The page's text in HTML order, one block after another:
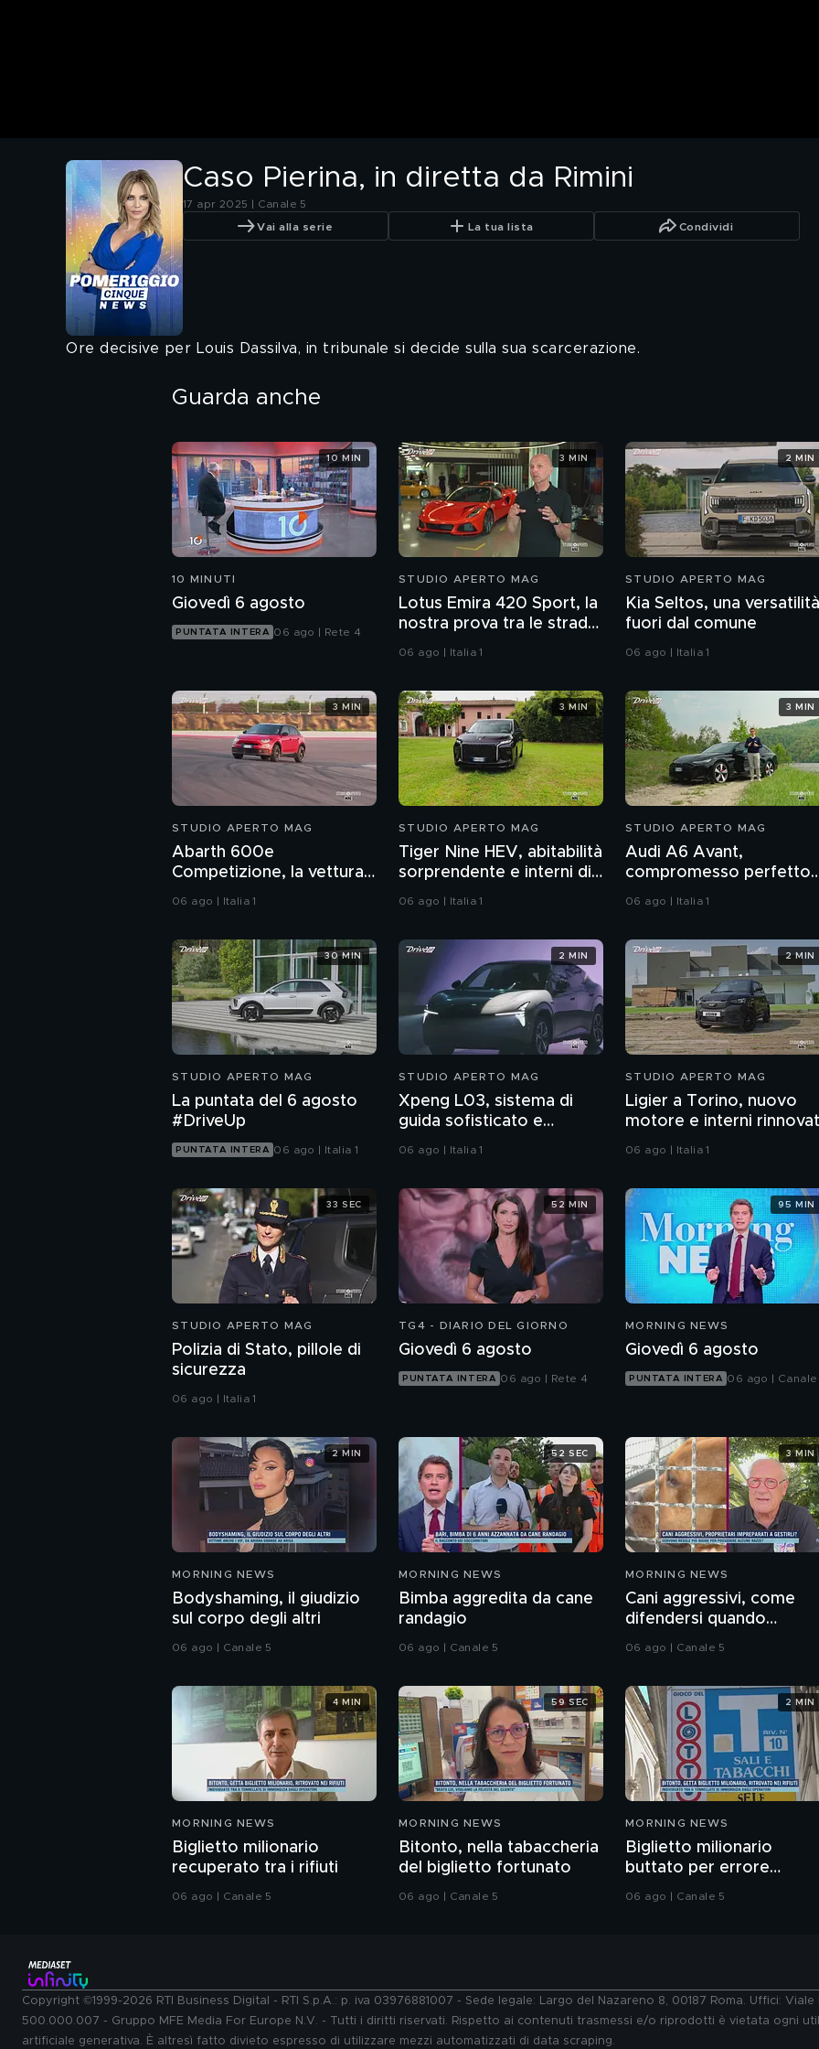
Caso Pierina, in diretta da Rimini
17 apr 2025 | Canale 5
Vai alla serie La tua lista Condividi
Ore decisive per Louis Dassilva, in tribunale si decide sulla sua scarcerazione.
Guarda anche
10 MINUTI
Giovedì 6 agosto
PUNTATA INTERA 06 ago | Rete 4
10 MIN
STUDIO APERTO MAG
Lotus Emira 420 Sport, la
nostra prova tra le strade
dell'Inghilterra
06 ago | Italia 1
3 MIN
STUDIO APERTO MAG
Kia Seltos, una versatilità
fuori dal comune
06 ago | Italia 1
2 MIN
STUDIO APERTO MAG
Abarth 600e
Competizione, la vettura
più potente della casa
06 ago | Italia 1
3 MIN
STUDIO APERTO MAG
Tiger Nine HEV, abitabilità
sorprendente e interni di
qualità
06 ago | Italia 1
3 MIN
STUDIO APERTO MAG
Audi A6 Avant,
compromesso perfetto
tra aerodinamica e
06 ago | Italia 1
3 MIN
STUDIO APERTO MAG
La puntata del 6 agosto
#DriveUp
PUNTATA INTERA 06 ago | Italia 1
30 MIN
STUDIO APERTO MAG
Xpeng L03, sistema di
guida sofisticato e
aspirazioni per il futuro
06 ago | Italia 1
2 MIN
STUDIO APERTO MAG
Ligier a Torino, nuovo
motore e interni
06 ago | Italia 1
2 MIN
STUDIO APERTO MAG
Polizia di Stato, pillole di
sicurezza
06 ago | Italia 1
33 SEC
TG4 - DIARIO DEL GIORNO
Giovedì 6 agosto
PUNTATA INTERA 06 ago | Rete 4
52 MIN
MORNING NEWS
Giovedì 6 agosto
PUNTATA INTERA 06 ago | Canale
95 MIN
MORNING NEWS
Bodyshaming, il giudizio
sul corpo degli altri
06 ago | Canale 5
2 MIN
MORNING NEWS
Bimba aggredita da cane
randagio
06 ago | Canale 5
52 SEC
MORNING NEWS
Cani aggressivi, come
difendersi quando
attaccano?
06 ago | Canale 5
3 MIN
MORNING NEWS
Biglietto milionario
recuperato tra i rifiuti
06 ago | Canale 5
4 MIN
MORNING NEWS
Bitonto, nella tabaccheria
del biglietto fortunato
06 ago | Canale 5
59 SEC
MORNING NEWS
Biglietto milionario
buttato per errore
nell'immondizia
06 ago | Canale 5
2 MIN
Copyright ©1999-2026 RTI Business Digital - RTI S.p.A.: p. iva 03976881007 - Sede legale: Largo del Nazareno 8, 00187 Roma. Uffici:
500.000.007 - Gruppo MFE Media For Europe N.V. - Tutti i diritti riservati. Rispetto ai contenuti trasmessi e/o riprodotti è vietata ogni
artificiale generativa. È altresì fatto divieto espresso di utilizzare mezzi automatizzati di data scraping.